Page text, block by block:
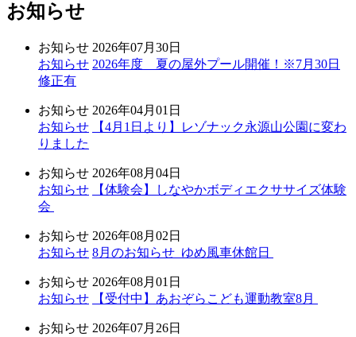
お知らせ
お知らせ 2026年07月30日
お知らせ 2026年度 夏の屋外プール開催！※7月30日
修正有
お知らせ 2026年04月01日
お知らせ
【4月1日より】レゾナック永源山公園に変わ
りました
お知らせ 2026年08月04日
お知らせ
【体験会】しなやかボディエクササイズ体験
会
お知らせ 2026年08月02日
お知らせ 8月のお知らせ_ゆめ風車休館日
お知らせ 2026年08月01日
お知らせ
【受付中】あおぞらこども運動教室8月
お知らせ 2026年07月26日